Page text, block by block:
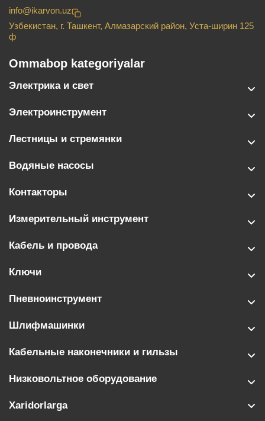
info@ikarvon.uz
Узбекистан, г. Ташкент, Алмазарский район, Уста-ширин 125
ф
Ommabop kategoriyalar
Электрика и свет
Электроинструмент
Лестницы и стремянки
Водяные насосы
Контакторы
Измерительный инструмент
Кабель и провода
Ключи
Пневноинструмент
Шлифмашинки
Кабельные наконечники и гильзы
Низковольтное оборудование
Xaridorlarga